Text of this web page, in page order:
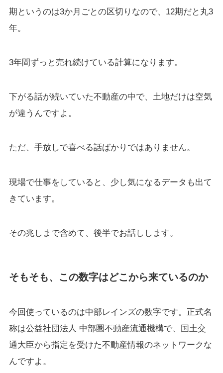
期というのは3か月ごとの区切りなので、12期だと丸3
年。
3年間ずっと売れ続けている計算になります。
下がる話が続いていた不動産の中で、土地だけは空気
が違うんですよ。
ただ、手放しで喜べる話ばかりではありません。
現場で仕事をしていると、少し気になるデータも出て
きています。
その兆しまで含めて、後半でお話しします。
そもそも、この数字はどこから来ているのか
今回使っているのは中部レインズの数字です。正式名
称は公益社団法人 中部圏不動産流通機構で、国土交
通大臣から指定を受けた不動産情報のネットワークな
んですよ。